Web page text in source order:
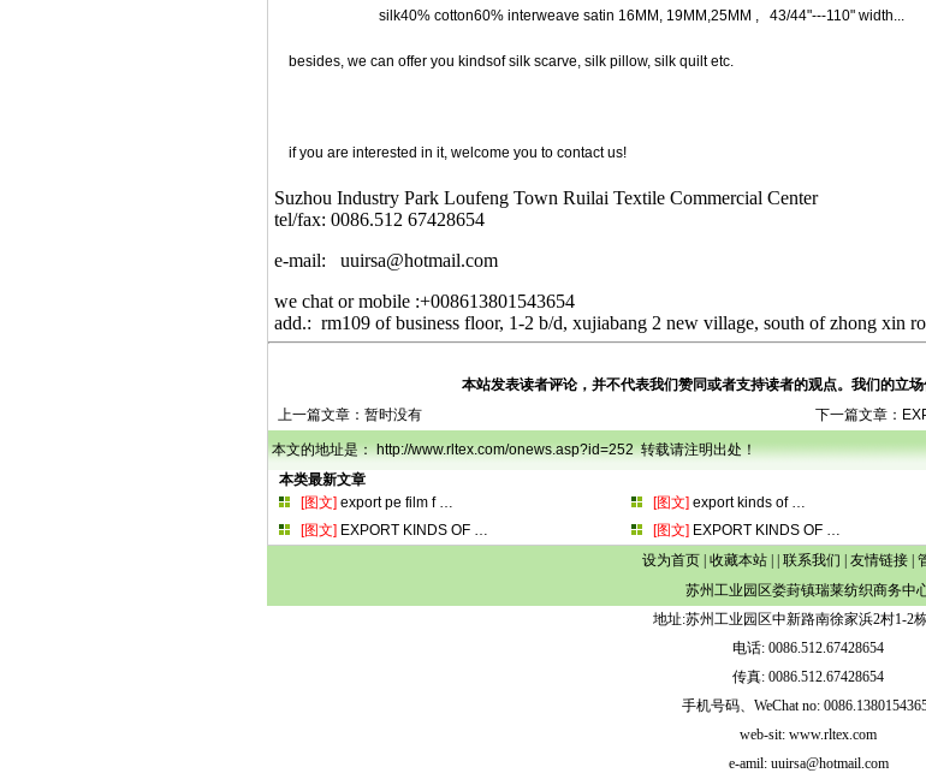
silk40% cotton60% interweave satin 16MM, 19MM,25MM , 43/44"---110" width...
besides, we can offer you kindsof silk scarve, silk pillow, silk quilt etc.
if you are interested in it, welcome you to contact us!
Suzhou Industry Park Loufeng Town Ruilai Textile Commercial Center
tel/fax: 0086.512 67428654
e-mail: uuirsa@hotmail.com
we chat or mobile :+008613801543654
add.: rm109 of business floor, 1-2 b/d, xujiabang 2 new village, south of zhong xin
本站发表读者评论，并不代表我们赞同或者支持读者的观点。我们的立场
上一篇文章：暂时没有
下一篇文章：
本文的地址是： http://www.rltex.com/onews.asp?id=252 转载请注明出处！
本类最新文章
[图文] export pe film f… [图文] export kinds of …
[图文] EXPORT KINDS OF … [图文] EXPORT KINDS OF …
设为首页| 收藏本站| | 联系我们 友情链接|
苏州工业园区娄葑镇瑞莱纺织商务中
地址:苏州工业园区中新路南徐家浜2村1-2
电话: 0086.512.67428654
传真: 0086.512.67428654
手机号码、WeChat no:
web-sit: www.rltex.com
e-amil: uuirsa@hotmail.com